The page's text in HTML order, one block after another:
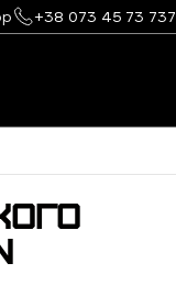
+38 073 45 73 737